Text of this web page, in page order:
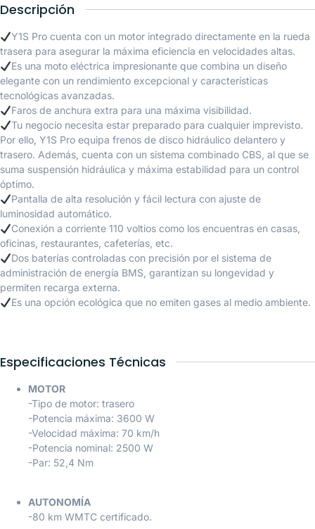
Descripción
Y1S Pro cuenta con un motor integrado directamente en la rueda
trasera para asegurar la máxima eficiencia en velocidades altas.
Es una moto eléctrica impresionante que combina un diseño
elegante con un rendimiento excepcional y características
tecnológicas avanzadas.
Faros de anchura extra para una máxima visibilidad.
Tu negocio necesita estar preparado para cualquier imprevisto.
Por ello, Y1S Pro equipa frenos de disco hidráulico delantero y
trasero. Además, cuenta con un sistema combinado CBS, al que se
suma suspensión hidráulica y máxima estabilidad para un control
óptimo.
Pantalla de alta resolución y fácil lectura con ajuste de
luminosidad automático.
Conexión a corriente 110 voltios como los encuentras en casas,
oficinas, restaurantes, cafeterías, etc.
Dos baterías controladas con precisión por el sistema de
administración de energía BMS, garantizan su longevidad y
permiten recarga externa.
Es una opción ecológica que no emiten gases al medio ambiente.
Especificaciones Técnicas
MOTOR
-Tipo de motor: trasero
-Potencia máxima: 3600 W
-Velocidad máxima: 70 km/h
-Potencia nominal: 2500 W
-Par: 52,4 Nm
AUTONOMÍA
-80 km WMTC certificado.